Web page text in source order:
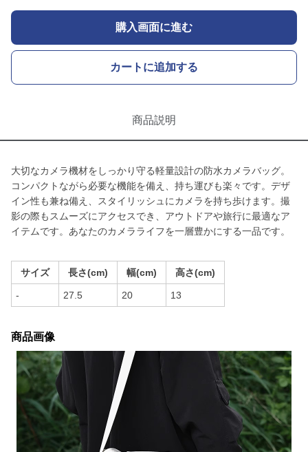
購入画面に進む
カートに追加する
商品説明
大切なカメラ機材をしっかり守る軽量設計の防水カメラバッグ。
コンパクトながら必要な機能を備え、持ち運びも楽々です。デザ
イン性も兼ね備え、スタイリッシュにカメラを持ち歩けます。撮
影の際もスムーズにアクセスでき、アウトドアや旅行に最適なア
イテムです。あなたのカメラライフを一層豊かにする一品です。
サイズ 長さ(cm) 幅(cm) 高さ(cm)
- 27.5 20 13
商品画像